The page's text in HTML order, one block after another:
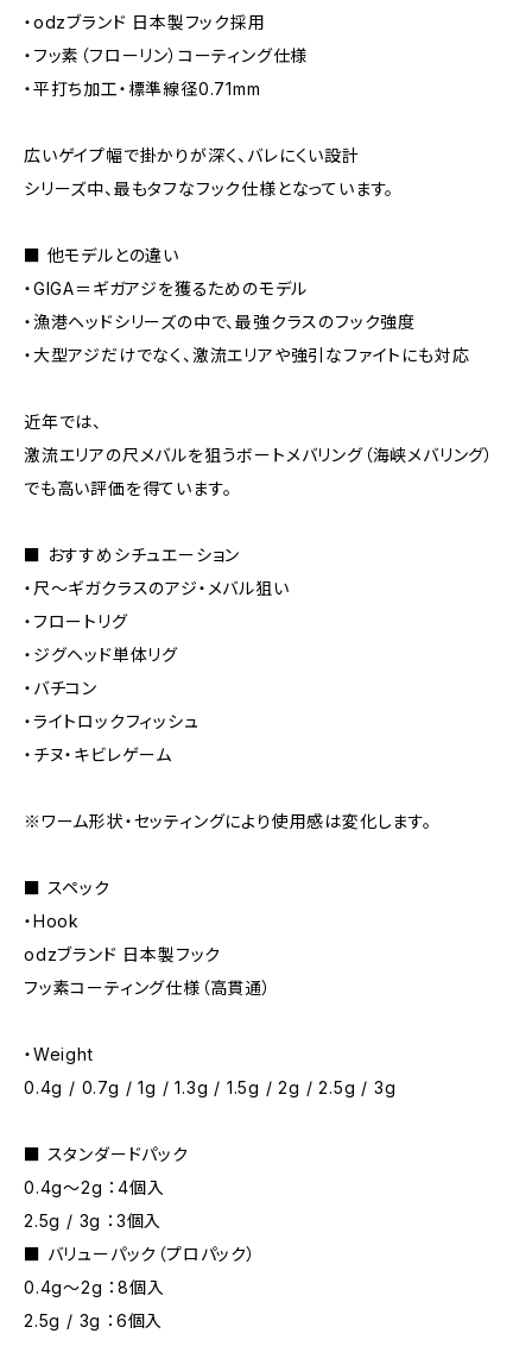
・odzブランド 日本製フック採用
・フッ素（フローリン）コーティング仕様
・平打ち加工・標準線径0.71mm
広いゲイプ幅で掛かりが深く、バレにくい設計
シリーズ中、最もタフなフック仕様となっています。
■ 他モデルとの違い
・GIGA＝ギガアジを獲るためのモデル
・漁港ヘッドシリーズの中で、最強クラスのフック強度
・大型アジだけでなく、激流エリアや強引なファイトにも対応
近年では、
激流エリアの尺メバルを狙うボートメバリング（海峡メバリング）
でも高い評価を得ています。
■ おすすめシチュエーション
・尺〜ギガクラスのアジ・メバル狙い
・フロートリグ
・ジグヘッド単体リグ
・バチコン
・ライトロックフィッシュ
・チヌ・キビレゲーム
※ワーム形状・セッティングにより使用感は変化します。
■ スペック
・Hook
odzブランド 日本製フック
フッ素コーティング仕様（高貫通）
・Weight
0.4g / 0.7g / 1g / 1.3g / 1.5g / 2g / 2.5g / 3g
■ スタンダードパック
0.4g〜2g ：4個入
2.5g / 3g ：3個入
■ バリューパック（プロパック）
0.4g〜2g ：8個入
2.5g / 3g ：6個入